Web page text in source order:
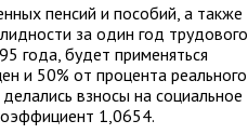
пенсий и пособий, а также
за один год трудового
года, будет применяться
и 50% от процента реального
взносы на социальное
1,0654.